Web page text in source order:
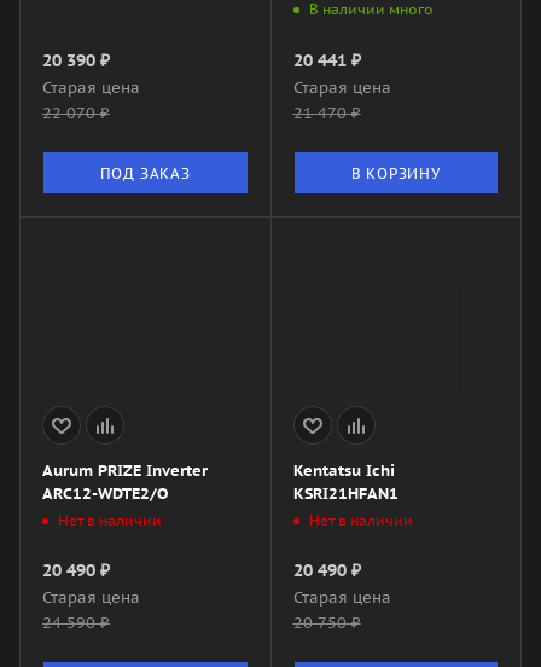
20 390 ₽
Старая цена
22 070₽
ПОД ЗАКАЗ
В наличии много
20 441₽
Старая цена
21 470₽
В КОРЗИНУ
Aurum PRIZE Inverter
ARC12-WDTE2/O
Нет в наличии
20 490 ₽
Старая цена
24 590₽
Kentatsu Ichi
KSRI21HFAN1
Нет в наличии
20 490₽
Старая цена
20 750₽